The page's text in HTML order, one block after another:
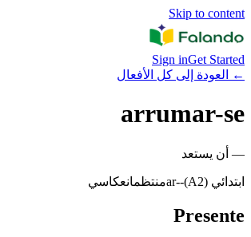
Skip to content
Sign inGet Started
←
العودة إلى كل الأفعال
arrumar-se
— أن يستعد
ابتدائي (A2) -
-ar منتظمانعكاسي
Presente